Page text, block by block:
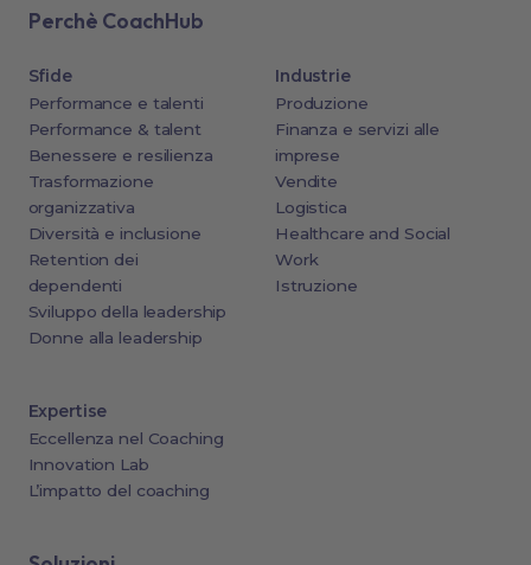
Perchè CoachHub
Sfide
Performance e talenti
Performance & talent
Benessere e resilienza
Trasformazione
organizzativa
Diversità e inclusione
Retention dei
dependenti
Sviluppo della leadership
Donne alla leadership
Industrie
Produzione
Finanza e servizi alle
imprese
Vendite
Logistica
Healthcare and Social
Work
Istruzione
Expertise
Eccellenza nel Coaching
Innovation Lab
L’impatto del coaching